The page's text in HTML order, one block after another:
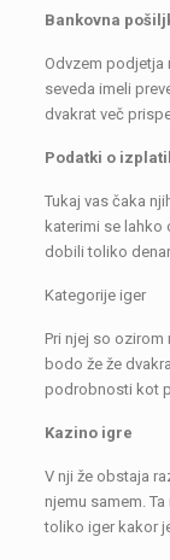
Bankovna
Odvzem
seveda imeli
dvakrat več
Podatki o
Tukaj vas čaka
katerimi se lahko
dobili toliko
Kategorije iger
Pri njej so
bodo že že
podrobnosti kot
Kazino igre
V nji že obstaja
njemu samem.
toliko iger kakor